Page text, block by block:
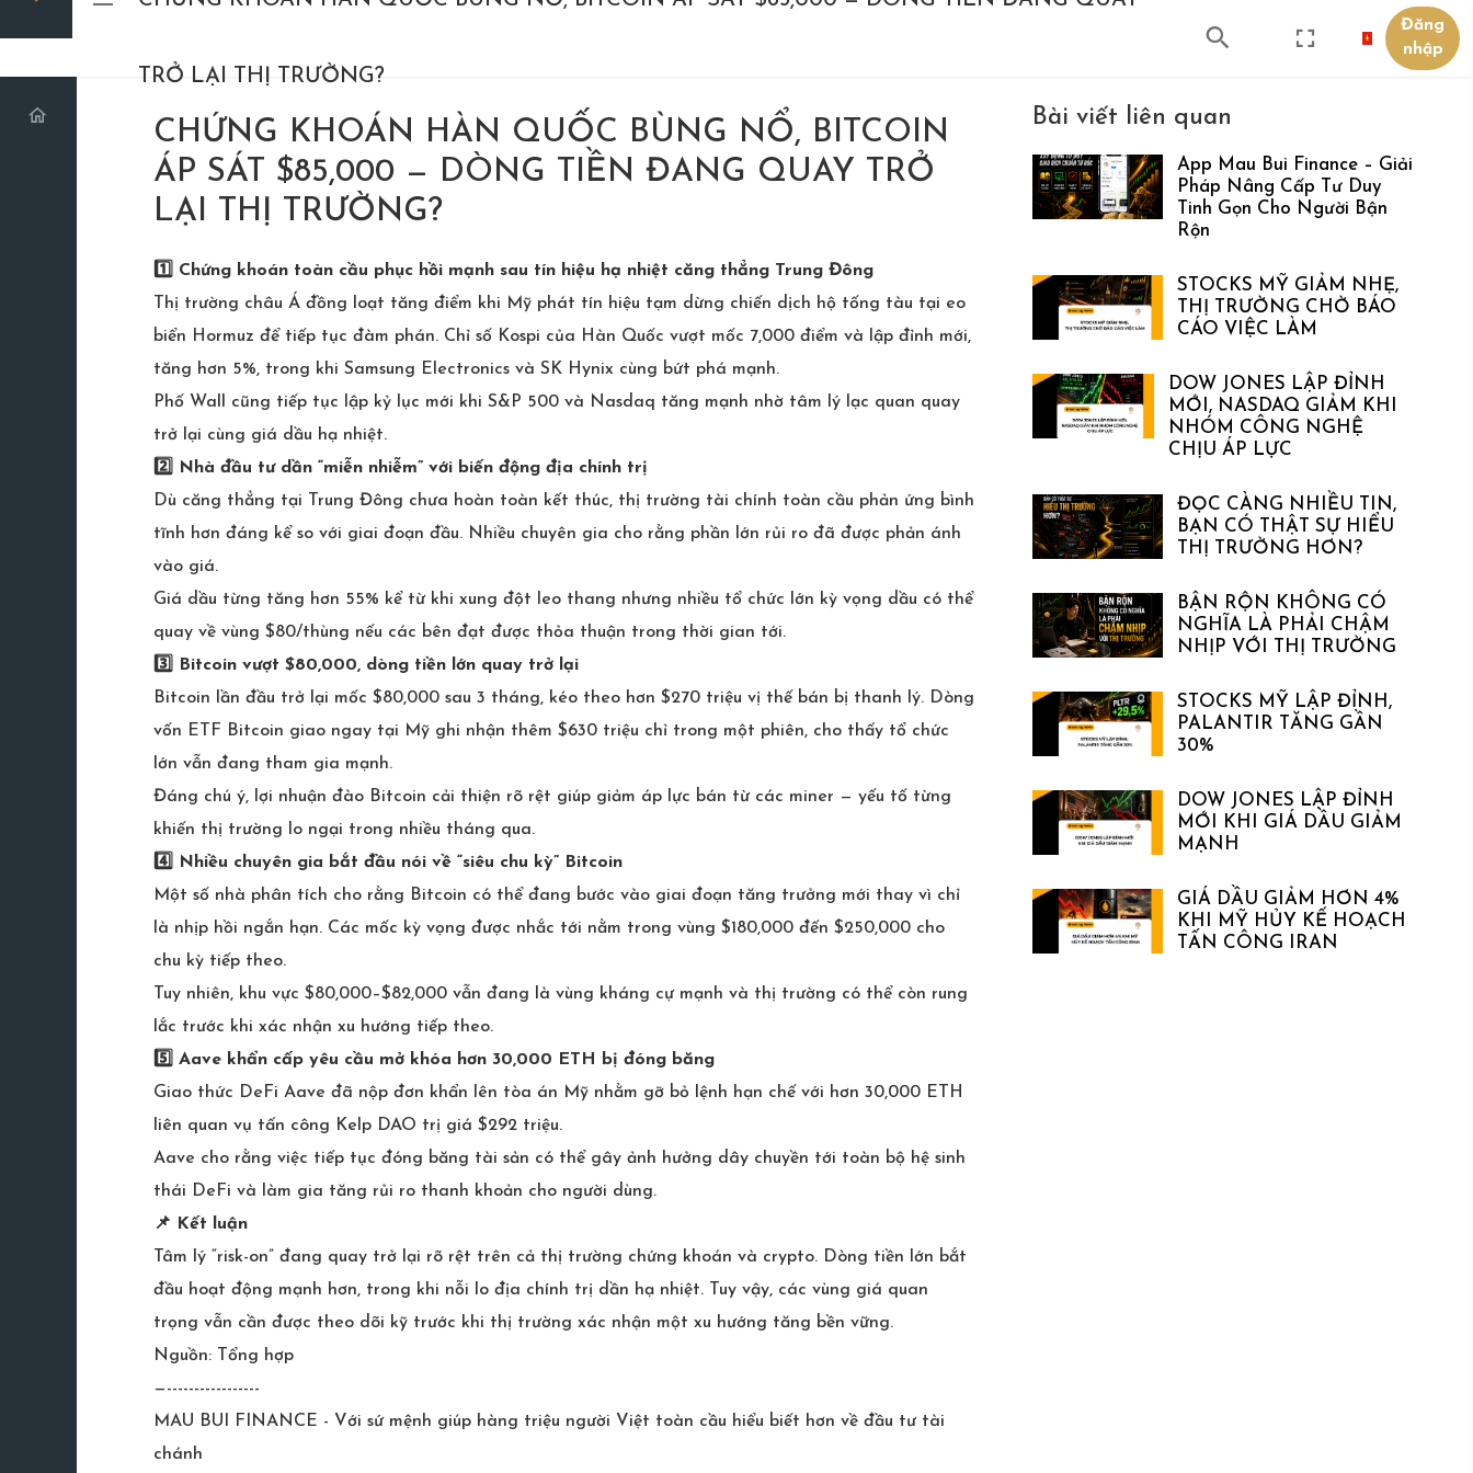
TRỞ LẠI THỊ TRƯỜNG?
Đăng
nhập
CHỨNG KHOÁN HÀN QUỐC BÙNG NỔ, BITCOIN
ÁP SÁT $85,000 — DÒNG TIỀN ĐANG QUAY TRỞ
LẠI THỊ TRƯỜNG?
1️⃣ Chứng khoán toàn cầu phục hồi mạnh sau tín hiệu hạ nhiệt căng thẳng Trung Đông
Thị trường châu Á đồng loạt tăng điểm khi Mỹ phát tín hiệu tạm dừng chiến dịch hộ tống tàu tại eo
biển Hormuz để tiếp tục đàm phán. Chỉ số Kospi của Hàn Quốc vượt mốc 7,000 điểm và lập đỉnh mới,
tăng hơn 5%, trong khi Samsung Electronics và SK Hynix cùng bứt phá mạnh.
Phố Wall cũng tiếp tục lập kỷ lục mới khi S&P 500 và Nasdaq tăng mạnh nhờ tâm lý lạc quan quay
trở lại cùng giá dầu hạ nhiệt.
2️⃣ Nhà đầu tư dần “miễn nhiễm” với biến động địa chính trị
Dù căng thẳng tại Trung Đông chưa hoàn toàn kết thúc, thị trường tài chính toàn cầu phản ứng bình
tĩnh hơn đáng kể so với giai đoạn đầu. Nhiều chuyên gia cho rằng phần lớn rủi ro đã được phản ánh
vào giá.
Giá dầu từng tăng hơn 55% kể từ khi xung đột leo thang nhưng nhiều tổ chức lớn kỳ vọng dầu có thể
quay về vùng $80/thùng nếu các bên đạt được thỏa thuận trong thời gian tới.
3️⃣ Bitcoin vượt $80,000, dòng tiền lớn quay trở lại
Bitcoin lần đầu trở lại mốc $80,000 sau 3 tháng, kéo theo hơn $270 triệu vị thế bán bị thanh lý. Dòng
vốn ETF Bitcoin giao ngay tại Mỹ ghi nhận thêm $630 triệu chỉ trong một phiên, cho thấy tổ chức
lớn vẫn đang tham gia mạnh.
Đáng chú ý, lợi nhuận đào Bitcoin cải thiện rõ rệt giúp giảm áp lực bán từ các miner — yếu tố từng
khiến thị trường lo ngại trong nhiều tháng qua.
4️⃣ Nhiều chuyên gia bắt đầu nói về “siêu chu kỳ” Bitcoin
Một số nhà phân tích cho rằng Bitcoin có thể đang bước vào giai đoạn tăng trưởng mới thay vì chỉ
là nhịp hồi ngắn hạn. Các mốc kỳ vọng được nhắc tới nằm trong vùng $180,000 đến $250,000 cho
chu kỳ tiếp theo.
Tuy nhiên, khu vực $80,000–$82,000 vẫn đang là vùng kháng cự mạnh và thị trường có thể còn rung
lắc trước khi xác nhận xu hướng tiếp theo.
5️⃣ Aave khẩn cấp yêu cầu mở khóa hơn 30,000 ETH bị đóng băng
Giao thức DeFi Aave đã nộp đơn khẩn lên tòa án Mỹ nhằm gỡ bỏ lệnh hạn chế với hơn 30,000 ETH
liên quan vụ tấn công Kelp DAO trị giá $292 triệu.
Aave cho rằng việc tiếp tục đóng băng tài sản có thể gây ảnh hưởng dây chuyền tới toàn bộ hệ sinh
thái DeFi và làm gia tăng rủi ro thanh khoản cho người dùng.
📌 Kết luận
Tâm lý “risk-on” đang quay trở lại rõ rệt trên cả thị trường chứng khoán và crypto. Dòng tiền lớn bắt
đầu hoạt động mạnh hơn, trong khi nỗi lo địa chính trị dần hạ nhiệt. Tuy vậy, các vùng giá quan
trọng vẫn cần được theo dõi kỹ trước khi thị trường xác nhận một xu hướng tăng bền vững.
Nguồn: Tổng hợp
—-----------------
MAU BUI FINANCE - Với sứ mệnh giúp hàng triệu người Việt toàn cầu hiểu biết hơn về đầu tư tài
chánh
Bài viết liên quan
App Mau Bui Finance – Giải
Pháp Nâng Cấp Tư Duy
Tinh Gọn Cho Người Bận
Rộn
STOCKS MỸ GIẢM NHẸ,
THỊ TRƯỜNG CHỜ BÁO
CÁO VIỆC LÀM
DOW JONES LẬP ĐỈNH
MỚI, NASDAQ GIẢM KHI
NHÓM CÔNG NGHỆ
CHỊU ÁP LỰC
ĐỌC CÀNG NHIỀU TIN,
BẠN CÓ THẬT SỰ HIỂU
THỊ TRƯỜNG HƠN?
BẬN RỘN KHÔNG CÓ
NGHĨA LÀ PHẢI CHẬM
NHỊP VỚI THỊ TRƯỜNG
STOCKS MỸ LẬP ĐỈNH,
PALANTIR TĂNG GẦN
30%
DOW JONES LẬP ĐỈNH
MỚI KHI GIÁ DẦU GIẢM
MẠNH
GIÁ DẦU GIẢM HƠN 4%
KHI MỸ HỦY KẾ HOẠCH
TẤN CÔNG IRAN